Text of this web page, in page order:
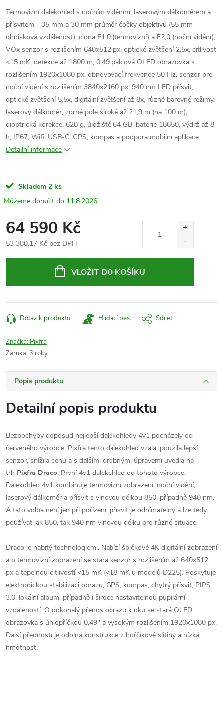
Termovizní dalekohled s nočním viděním, laserovým dálkoměrem a
přísvitem - 35 mm a 30 mm průměr čočky objektivu (55 mm
ohnisková vzdálenost), clona F1,0 (termovizní) a F2,0 (noční vidění),
VOx senzor s rozlišením 640x512 px, optické zvětšení 2,5x, citlivost
<15 mK, detekce až 1800 m, 0,49 palcová OLED obrazovka s
rozlišením 1920x1080 px, obnovovací frekvence 50 Hz, senzor pro
noční vidění s rozlišením 3840x2160 px, 940 nm LED přísvit,
optické zvětšení 5,5x, digitální zvětšení až 8x, různé barevné režimy,
laserový dálkoměr, zorné pole široké až 21,9 m (na 100 m),
dioptrická korekce, 620 g, úložiště 64 GB, baterie 18650, výdrž až 8
h, IP67, Wifi, USB-C, GPS, kompas a podpora mobilní aplikace
Detailní informace
Skladem 2 ks
11.8.2026
64 590 Kč
53 380,17 Kč bez DPH
VLOŽIT DO KOŠÍKU
Dotaz k produktu Hlídací pes Sdílet
Značka: Pixfra
Záruka: 3 roky
Popis produktu
Detailní popis produktu
Bezpochyby doposud nejlepší dalekohledy 4v1 pocházely od
červeného výrobce. Pixfra tento dalekohled vzala, použila lepší
senzor, snížila cenu a s dalšími drobnými úpravami uvedla na
trh Pixfra Draco. První 4v1 dalekohled od tohoto výrobce.
Dalekohled 4v1 kombinuje termovizní zobrazení, noční vidění,
laserový dálkoměr a přísvit s vlnovou délkou 850, případně 940 nm.
A tato volba není jen při pořízení, přísvit je odnímatelný a lze tedy
používat jak 850, tak 940 nm vlnovou délku pro různé situace.
Draco je nabitý technologiemi. Nabízí špičkové 4K digitální zobrazení
a o termovizní zobrazení se stará senzor s rozlišením až 640x512
px a tepelnou citlivostí <15 mK (<18 mK u modelů D225). Poskytuje
elektronickou stabilizaci obrazu, GPS, kompas, chytrý přísvit, PIPS
3.0, lokální album, případně i široce nastavitelnou pupilární
vzdáleností. O dokonalý přenos obrazu k oku se stará OLED
obrazovka s úhlopříčkou 0,49" a vysokým rozlišením 1920x1080 px.
Další předností je odolná konstrukce z hořčíkové slitiny a nízká
hmotnost.